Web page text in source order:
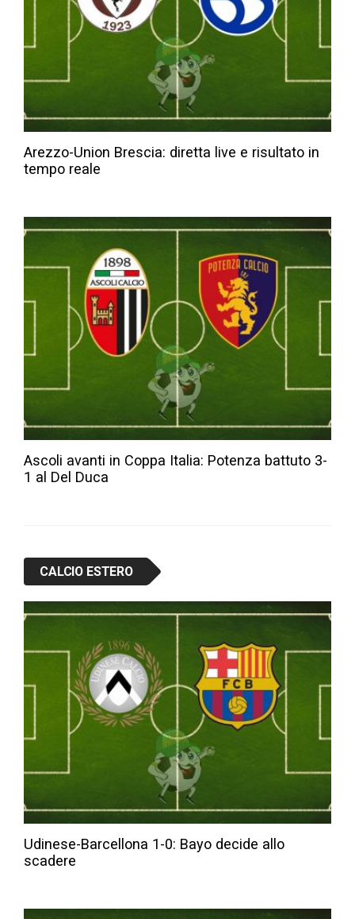
Arezzo-Union Brescia: diretta live e risultato in
tempo reale
Ascoli avanti in Coppa Italia: Potenza battuto 3-
1 al Del Duca
CALCIO ESTERO
Udinese-Barcellona 1-0: Bayo decide allo
scadere